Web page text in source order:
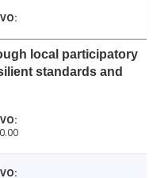
local participatory
standards and